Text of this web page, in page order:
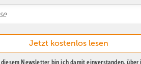
vielleicht auch mehr als zwei
diesem Newsletter bin ich damit einverstanden,